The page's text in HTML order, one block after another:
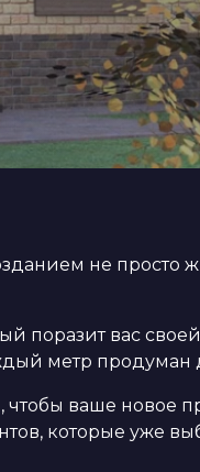
не просто
поразит вас своей
метр продуман
ваше новое
которые уже